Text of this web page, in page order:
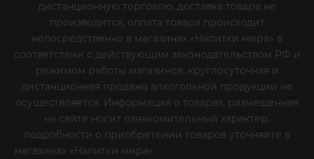
дистанционную торговлю, доставка товара не
производится, оплата товара происходит
непосредственно в магазинах «Напитки мира» в
соответствии с действующим законодательством РФ и
режимом работы магазинов, круглосуточная и
дистанционная продажа алкогольной продукции не
осуществляется. Информация о товарах, размещенная
на сайте носит ознакомительный характер,
подробности о приобретении товаров уточняйте в
магазинах «Напитки мира».